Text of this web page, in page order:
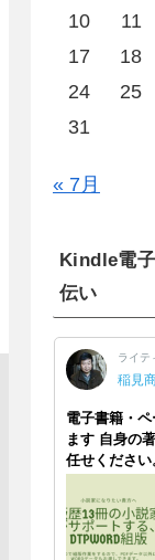
10
11
17
18
24
25
31
« 7月
Kindle電
伝い